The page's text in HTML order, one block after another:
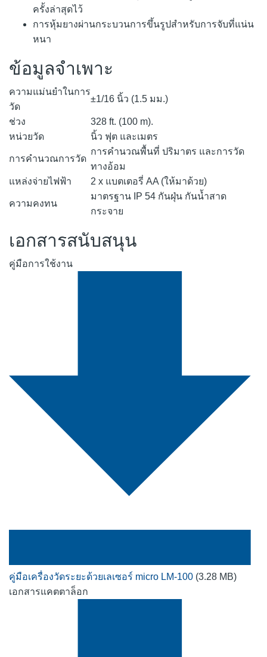
ครั้งล่าสุดไว้
การหุ้มยางผ่านกระบวนการขึ้นรูปสำหรับการจับที่แน่น
หนา
ข้อมูลจำเพาะ
ความแม่นยำในการ
วัด
±1/16 นิ้ว (1.5 มม.)
ช่วง
328 ft. (100 m).
หน่วยวัด
นิ้ว ฟุต และเมตร
การคำนวณการวัด
การคำนวณพื้นที่ ปริมาตร และการวัด
ทางอ้อม
แหล่งจ่ายไฟฟ้า
2 x แบตเตอรี่ AA (ให้มาด้วย)
ความคงทน
มาตรฐาน IP 54 กันฝุ่น กันน้ำสาด
กระจาย
เอกสารสนับสนุน
คู่มือการใช้งาน
คู่มือเครื่องวัดระยะด้วยเลเซอร์ micro LM-100 (3.28 MB)
เอกสารแคตตาล็อก